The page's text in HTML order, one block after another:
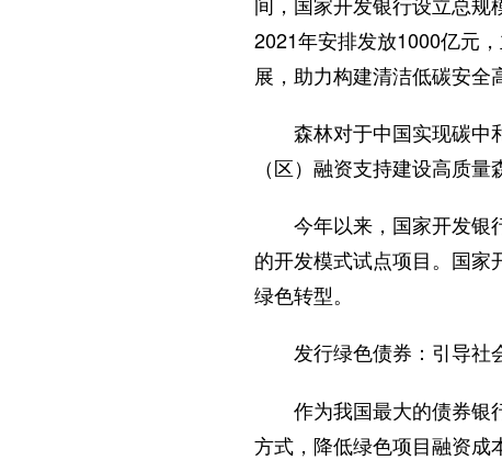
2021年安排发放1000亿元
展，助力构建清洁低碳安全
森林对于中国实现碳中
（区）融资支持建设高质
今年以来，国家开发银
的开发模式试点项目。国家
绿色转型。
发行绿色债券：引导社
作为我国最大的债券银
方式，降低绿色项目融资成